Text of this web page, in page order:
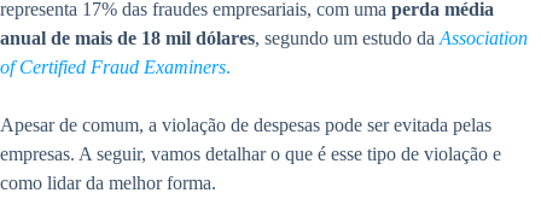
representa 17% das fraudes empresariais, com uma perda média
anual de mais de 18 mil dólares, segundo um estudo da Association
of Certified Fraud Examiners.
Apesar de comum, a violação de despesas pode ser evitada pelas
empresas. A seguir, vamos detalhar o que é esse tipo de violação e
como lidar da melhor forma.